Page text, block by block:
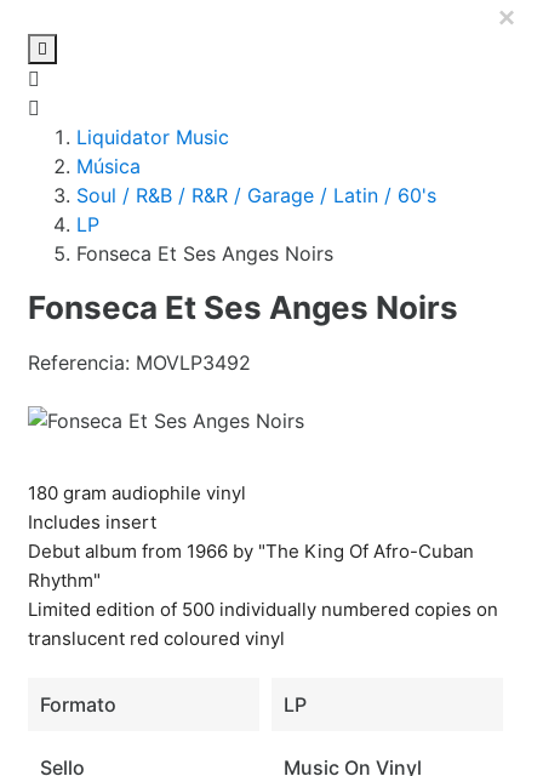
×

Liquidator Music
Música
Soul / R&B / R&R / Garage / Latin / 60's
LP
Fonseca Et Ses Anges Noirs
Fonseca Et Ses Anges Noirs
Referencia: MOVLP3492
180 gram audiophile vinyl
Includes insert
Debut album from 1966 by "The King Of Afro-Cuban
Rhythm"
Limited edition of 500 individually numbered copies on
translucent red coloured vinyl
Formato LP
Sello Music On Vinyl